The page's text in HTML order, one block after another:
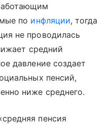
по инфляции, тогда
не проводилась
средний
давление создает
пенсий,
ниже среднего.
пенсия